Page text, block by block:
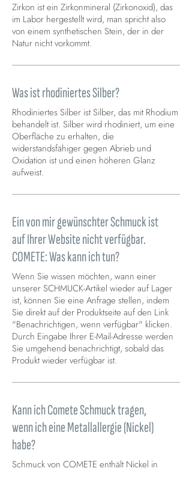
Zirkon ist ein Zirkonmineral (Zirkonoxid), das
im Labor hergestellt wird, man spricht also
von einem synthetischen Stein, der in der
Natur nicht vorkommt.
Was ist rhodiniertes Silber?
Rhodiniertes Silber ist Silber, das mit Rhodium
behandelt ist. Silber wird rhodiniert, um eine
Oberfläche zu erhalten, die
widerstandsfähiger gegen Abrieb und
Oxidation ist und einen höheren Glanz
aufweist.
Ein von mir gewünschter Schmuck ist
auf Ihrer Website nicht verfügbar.
COMETE: Was kann ich tun?
Wenn Sie wissen möchten, wann einer
unserer SCHMUCK-Artikel wieder auf Lager
ist, können Sie eine Anfrage stellen, indem
Sie direkt auf der Produktseite auf den Link
"Benachrichtigen, wenn verfügbar" klicken.
Durch Eingabe Ihrer E-Mail-Adresse werden
Sie umgehend benachrichtigt, sobald das
Produkt wieder verfügbar ist.
Kann ich Comete Schmuck tragen,
wenn ich eine Metallallergie (Nickel)
habe?
Schmuck von COMETE enthält Nickel in